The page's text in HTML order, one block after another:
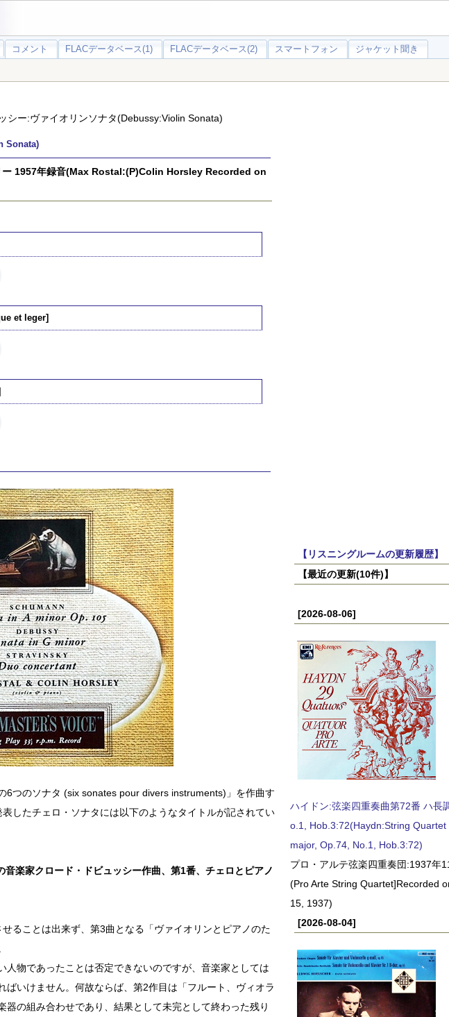
コメント FLACデータベース(1) FLACデータベース(2) スマートフォン ジャケット聞き
シー:ヴァイオリンソナタ(Debussy:Violin Sonata)
Sonata)
ー 1957年録音(Max Rostal:(P)Colin Horsley Recorded on
et leger]
6つのソナタ (six sonates pour divers instruments)」を作曲す
したチェロ・ソナタには以下のようなタイトルが記されてい
音楽家クロード・ドビュッシー作曲、第1番、チェロとピアノ
ることは出来ず、第3曲となる「ヴァイオリンとピアノのた
人物であったことは否定できないのですが、音楽家としては
いけません。何故ならば、第2作目は「フルート、ヴィオラ
の組み合わせであり、結果として未完として終わった残り
【リスニングルームの更新履歴】
【最近の更新(10件)】
[2026-08-06]
ハイドン:弦楽四重奏曲第72番 ハ長
o.1, Hob.3:72(Haydn:String Quartet
major, Op.74, No.1, Hob.3:72)
プロ・アルテ弦楽四重奏団:1937年
(Pro Arte String Quartet]Recorded
15, 1937)
[2026-08-04]